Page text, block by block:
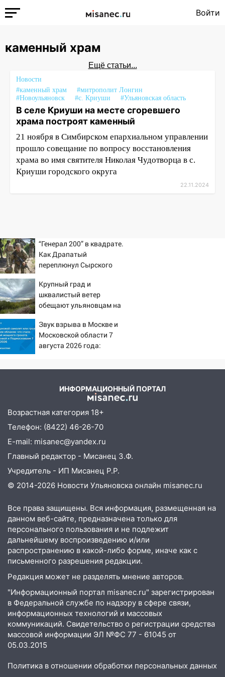
Войти
каменный храм
Ещё статьи...
Новости
#каменный храм
#митрополит Лонгин
#Новоульяновск
#с. Криуши #Ульяновская область
В селе Криуши на месте сгоревшего
храма построят каменный
21 ноября в Симбирском епархиальном управлении
прошло совещание по вопросу восстановления
храма во имя святителя Николая Чудотворца в с.
Криуши городского округа
22.11.2024
“Генерал 200” в квадрате.
Как Драпатый
переплюнул Сырского
Крупный град и
шквалистый ветер
обещают ульяновцам на
Звук взрыва в Москве и
Московской области 7
августа 2026 года:
ИНФОРМАЦИОННЫЙ ПОРТАЛ
Возрастная категория 18+
Телефон: (8422) 46-26-70
E-mail: misanec@yandex.ru
Главный редактор - Мисанец З.Ф.
Учредитель - ИП Мисанец Р.Р.
© 2014-2026 Новости Ульяновска онлайн misanec.ru
Все права защищены. Вся информация, размещенная на
данном веб-сайте, предназначена только для
персонального пользования и не подлежит
дальнейшему воспроизведению и/или
распространению в какой-либо форме, иначе как с
письменного разрешения редакции.
Редакция может не разделять мнение авторов.
"Информационный портал misanec.ru" зарегистрирован
в Федеральной службе по надзору в сфере связи,
информационных технологий и массовых
коммуникаций. Свидетельство о регистрации средства
массовой информации ЭЛ №ФС 77 - 61045 от
05.03.2015
Политика в отношении обработки персональных данных